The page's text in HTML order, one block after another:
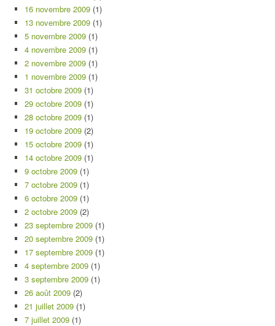
16 novembre 2009 (1)
13 novembre 2009 (1)
5 novembre 2009 (1)
4 novembre 2009 (1)
2 novembre 2009 (1)
1 novembre 2009 (1)
31 octobre 2009 (1)
29 octobre 2009 (1)
28 octobre 2009 (1)
19 octobre 2009 (2)
15 octobre 2009 (1)
14 octobre 2009 (1)
9 octobre 2009 (1)
7 octobre 2009 (1)
6 octobre 2009 (1)
2 octobre 2009 (2)
23 septembre 2009 (1)
20 septembre 2009 (1)
17 septembre 2009 (1)
4 septembre 2009 (1)
3 septembre 2009 (1)
26 août 2009 (2)
21 juillet 2009 (1)
7 juillet 2009 (1)